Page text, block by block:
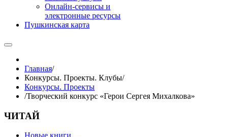
Онлайн-сервисы и
электронные ресурсы
Пушкинская карта
Главная/
Конкурсы. Проекты. Клубы/
Конкурсы. Проекты
/Творческий конкурс «Герои Сергея Михалкова»
ЧИТАЙ